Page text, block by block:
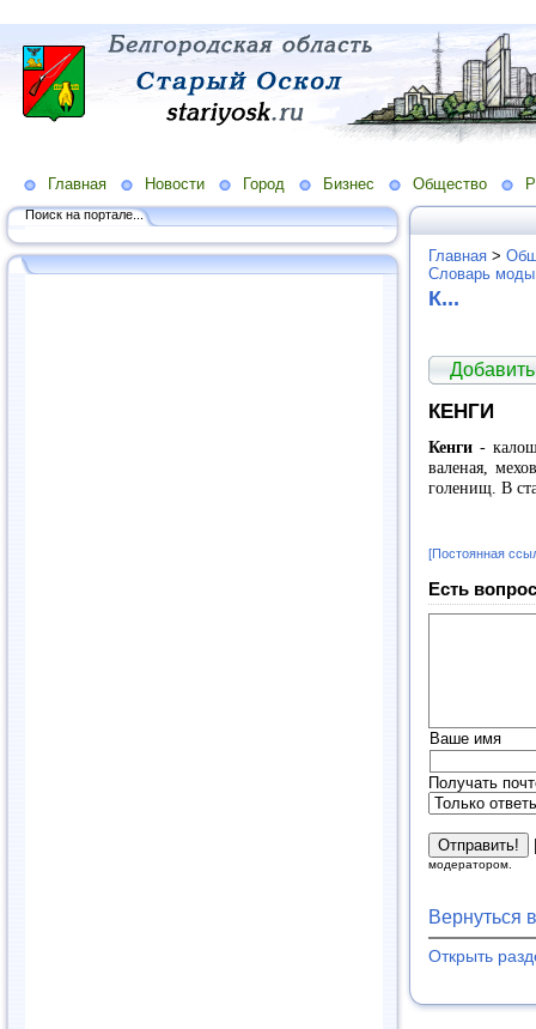
Главная Новости Город Бизнес Общество
Поиск на портале...
Главная >
Словарь
К...
КЕНГИ
Кенги-
валеная,
голенищ. В
[Постоянная
Есть
Ваше имя
Получать
модератором.
Вернуться
Открыть